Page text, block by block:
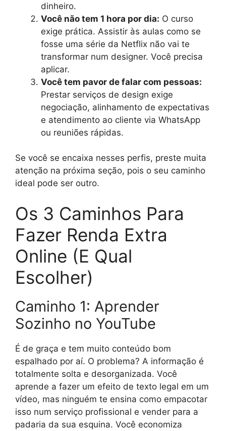
dinheiro.
Você não tem 1 hora por dia: O curso
exige prática. Assistir às aulas como se
fosse uma série da Netflix não vai te
transformar num designer. Você precisa
aplicar.
Você tem pavor de falar com pessoas:
Prestar serviços de design exige
negociação, alinhamento de expectativas
e atendimento ao cliente via WhatsApp
ou reuniões rápidas.
Se você se encaixa nesses perfis, preste muita
atenção na próxima seção, pois o seu caminho
ideal pode ser outro.
Os 3 Caminhos Para
Fazer Renda Extra
Online (E Qual
Escolher)
Caminho 1: Aprender
Sozinho no YouTube
É de graça e tem muito conteúdo bom
espalhado por aí. O problema? A informação é
totalmente solta e desorganizada. Você
aprende a fazer um efeito de texto legal em um
vídeo, mas ninguém te ensina como empacotar
isso num serviço profissional e vender para a
padaria da sua esquina. Você economiza